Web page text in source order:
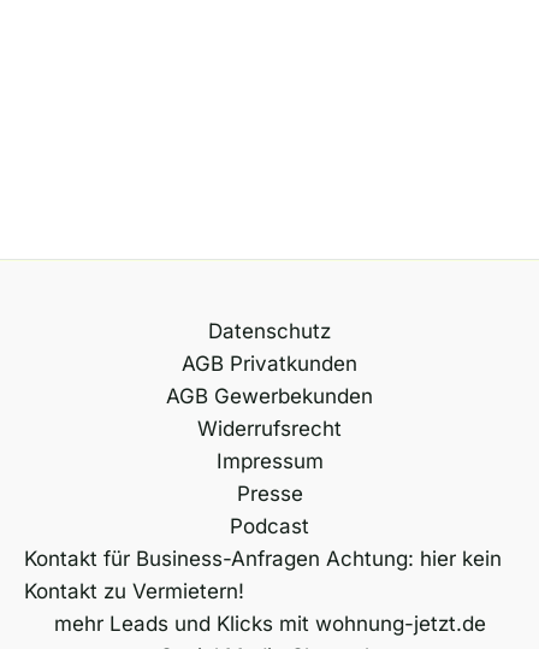
Datenschutz
AGB Privatkunden
AGB Gewerbekunden
Widerrufsrecht
Impressum
Presse
Podcast
Kontakt für Business-Anfragen Achtung: hier kein
Kontakt zu Vermietern!
mehr Leads und Klicks mit wohnung-jetzt.de